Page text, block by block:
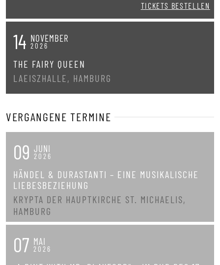
TICKETS BESTELLEN
14 NOVEMBER
2026
THE FAIRY QUEEN
LAEISZHALLE, HAMBURG
VERGANGENE TERMINE
09 JUNI
2026
HÄNDEL & DURASTANTI – EINE MUSIKALISCHE
LIEBESBEZIEHUNG
KRYPTA DER HAUPTKIRCHE ST. MICHAELIS,
HAMBURG
07 MAI
2026